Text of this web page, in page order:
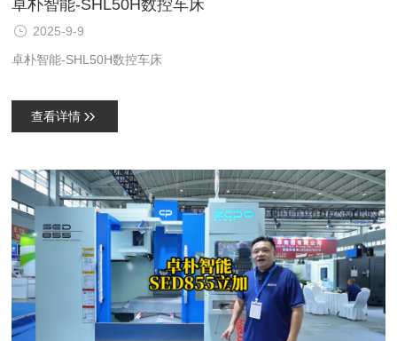
卓朴智能-SHL50H数控车床
2025-9-9
卓朴智能-SHL50H数控车床
查看详情